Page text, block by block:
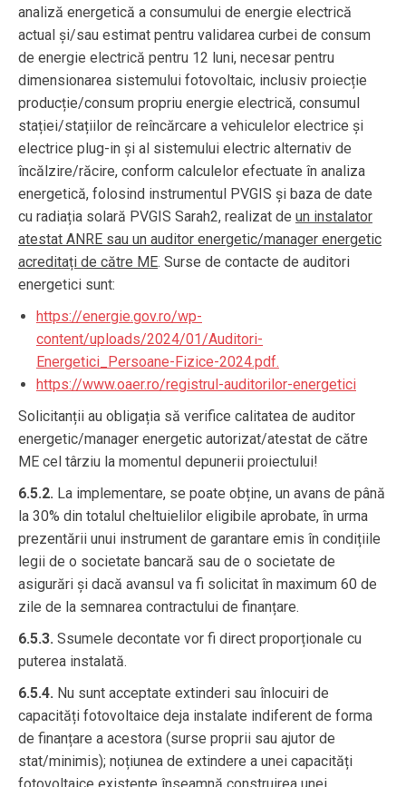
analiză energetică a consumului de energie electrică
actual și/sau estimat pentru validarea curbei de consum
de energie electrică pentru 12 luni, necesar pentru
dimensionarea sistemului fotovoltaic, inclusiv proiecție
producție/consum propriu energie electrică, consumul
stației/stațiilor de reîncărcare a vehiculelor electrice și
electrice plug-in și al sistemului electric alternativ de
încălzire/răcire, conform calculelor efectuate în analiza
energetică, folosind instrumentul PVGIS și baza de date
cu radiația solară PVGIS Sarah2, realizat de un instalator
atestat ANRE sau un auditor energetic/manager energetic
acreditați de către ME. Surse de contacte de auditori
energetici sunt:
https://energie.gov.ro/wp-
content/uploads/2024/01/Auditori-
Energetici_Persoane-Fizice-2024.pdf.
https://www.oaer.ro/registrul-auditorilor-energetici
Solicitanții au obligația să verifice calitatea de auditor
energetic/manager energetic autorizat/atestat de către
ME cel târziu la momentul depunerii proiectului!
6.5.2. La implementare, se poate obține, un avans de până
la 30% din totalul cheltuielilor eligibile aprobate, în urma
prezentării unui instrument de garantare emis în condițiile
legii de o societate bancară sau de o societate de
asigurări și dacă avansul va fi solicitat în maximum 60 de
zile de la semnarea contractului de finanțare.
6.5.3. Ssumele decontate vor fi direct proporționale cu
puterea instalată.
6.5.4. Nu sunt acceptate extinderi sau înlocuiri de
capacități fotovoltaice deja instalate indiferent de forma
de finanțare a acestora (surse proprii sau ajutor de
stat/minimis); noțiunea de extindere a unei capacități